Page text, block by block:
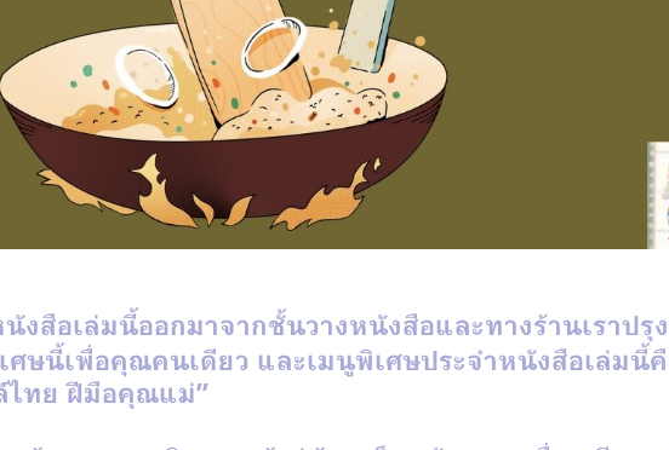
งสือเล่มนี้ออกมาจากชั้นวางหนังสือและทางร้านเราปรุ
ศษนี้เพื่อคุณคนเดียว และเมนูพิเศษประจำหนังสือเล่มนี้
ไทย ฝีมือคุณแม่”